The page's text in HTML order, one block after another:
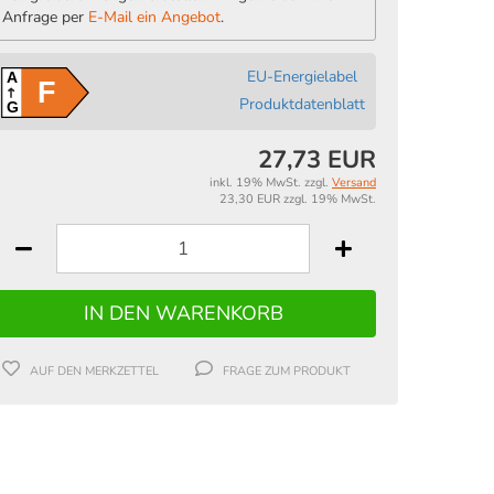
Anfrage per E-Mail ein Angebot.
A
GF
EU-Energielabel
Produktdatenblatt
27,73 EUR
inkl. 19% MwSt. zzgl. Versand
23,30 EUR zzgl. 19% MwSt.
AUF DEN MERKZETTEL FRAGE ZUM PRODUKT